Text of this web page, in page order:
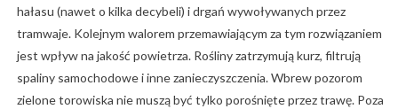
hałasu (nawet o kilka decybeli) i drgań wywoływanych przez
tramwaje. Kolejnym walorem przemawiającym za tym rozwiązaniem
jest wpływ na jakość powietrza. Rośliny zatrzymują kurz, filtrują
spaliny samochodowe i inne zanieczyszczenia. Wbrew pozorom
zielone torowiska nie muszą być tylko porośnięte przez trawę. Poza